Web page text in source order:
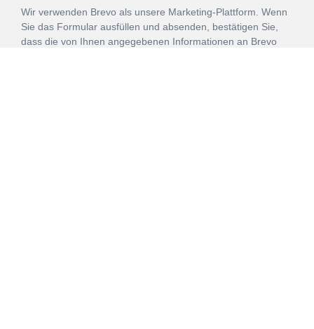
Wir verwenden Brevo als unsere Marketing-Plattform. Wenn
Sie das Formular ausfüllen und absenden, bestätigen Sie,
dass die von Ihnen angegebenen Informationen an Brevo